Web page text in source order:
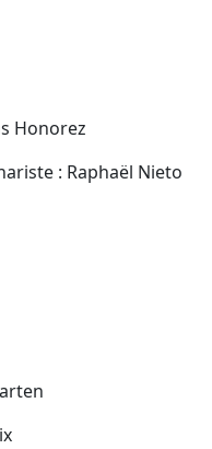
Honorez
: Raphaël Nieto